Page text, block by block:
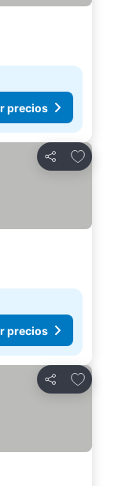
precios
Compartir
Añadir a
precios
Compartir
Añadir a